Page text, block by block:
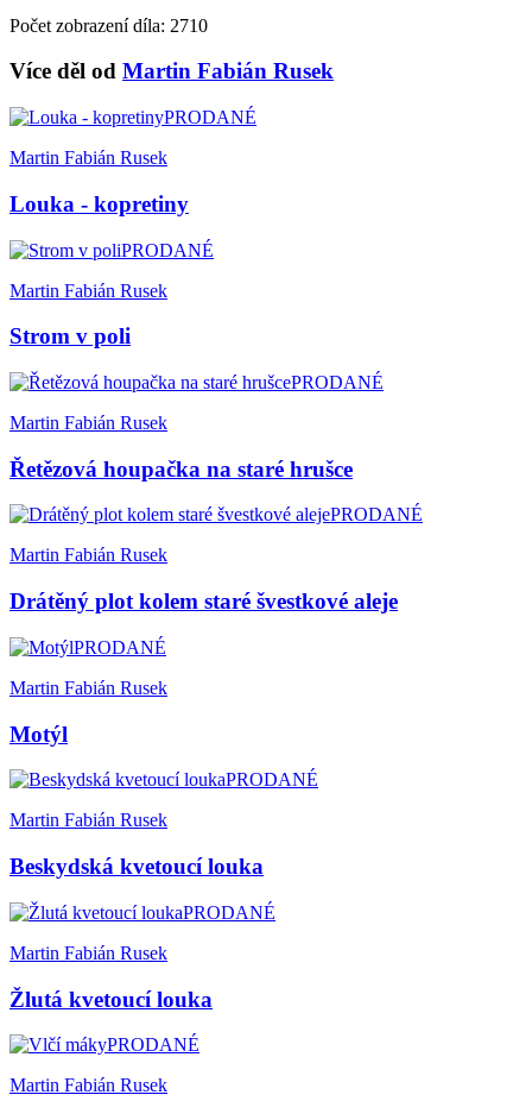
Počet zobrazení díla: 2710
Více děl od Martin Fabián Rusek
PRODANÉ
Martin Fabián Rusek
Louka - kopretiny
PRODANÉ
Martin Fabián Rusek
Strom v poli
PRODANÉ
Martin Fabián Rusek
Řetězová houpačka na staré hrušce
PRODANÉ
Martin Fabián Rusek
Drátěný plot kolem staré švestkové aleje
PRODANÉ
Martin Fabián Rusek
Motýl
PRODANÉ
Martin Fabián Rusek
Beskydská kvetoucí louka
PRODANÉ
Martin Fabián Rusek
Žlutá kvetoucí louka
PRODANÉ
Martin Fabián Rusek